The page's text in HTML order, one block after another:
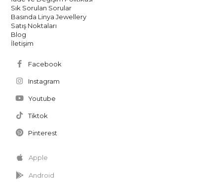
Sık Sorulan Sorular
Basında Linya Jewellery
Satış Noktaları
Blog
İletişim
Facebook
Instagram
Youtube
Tiktok
Pinterest
Apple
Android